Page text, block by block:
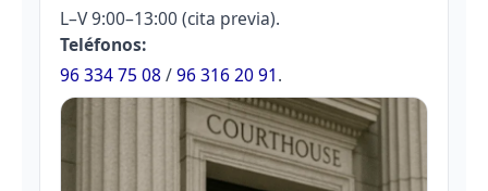
L–V 9:00–13:00 (cita previa).
Teléfonos:
96 334 75 08 /96 316 20 91.